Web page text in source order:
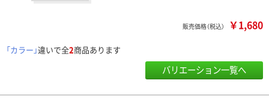
販売価格（税込） ￥1,680
「カラー」違いで全2商品あります
バリエーション一覧へ